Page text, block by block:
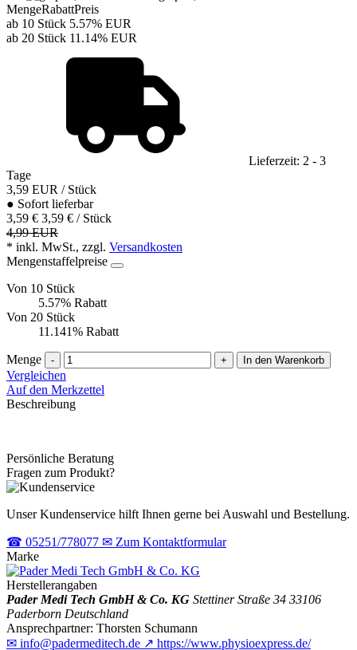
MengeRabattPreis
ab 10 Stück 5.57% EUR
ab 20 Stück 11.14% EUR
Lieferzeit: 2 - 3
Tage
3,59 EUR / Stück
● Sofort lieferbar
3,59 € 3,59 € / Stück
4,99 EUR
* inkl. MwSt., zzgl. Versandkosten
Mengenstaffelpreise
Von 10 Stück
5.57% Rabatt
Von 20 Stück
11.141% Rabatt
Menge - + In den Warenkorb
Vergleichen
Auf den Merkzettel
Beschreibung
Persönliche Beratung
Fragen zum Produkt?
Unser Kundenservice hilft Ihnen gerne bei Auswahl und Bestellung.
☎ 05251/778077 ✉ Zum Kontaktformular
Marke
Herstellerangaben
Pader Medi Tech GmbH & Co. KG Stettiner Straße 34 33106
Paderborn Deutschland
Ansprechpartner: Thorsten Schumann
✉ info@padermeditech.de ↗ https://www.physioexpress.de/